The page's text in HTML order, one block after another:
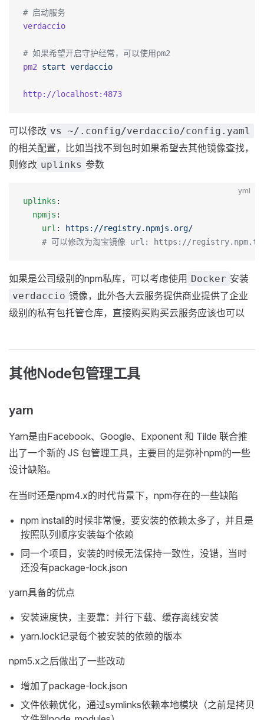
# 启动服务
verdaccio
# 如果希望开启守护经常，可以使用pm2
pm2 start verdaccio
http://localhost:4873
可以修改 vs ~/.config/verdaccio/config.yaml
的相关配置，比如当找不到包时如果希望去其他镜像查找，
则修改 uplinks 参数
yml
uplinks :
  npmjs
:
    url
:
https://registry.npmjs.org/
# 可以修改为淘宝镜像 url: https://
如果是公司级别的npm私库，可以考虑使用 Docker 安装
verdaccio 镜像，此外各大云服务提供商业提供了企业
级别的私有包托管仓库，直接购买购买云服务应该也可以
其他Node包管理工具
yarn
Yarn是由Facebook、Google、Exponent 和 Tilde 联合推
出了一个新的 JS 包管理工具，主要目的是弥补npm的一些
设计缺陷。
在当时还是npm4.x的时代背景下，npm存在的一些缺陷
npm install的时候非常慢，要安装的依赖太多了，并且是
按照队列顺序安装每个依赖
同一个项目，安装的时候无法保持一致性，没错，当时
还没有package-lock.json
yarn具备的优点
安装速度快，主要靠：并行下载、缓存离线安装
yarn.lock记录每个被安装的依赖的版本
npm5.x之后做出了一些改动
增加了package-lock.json
文件依赖优化，通过symlinks依赖本地模块（之前是拷贝